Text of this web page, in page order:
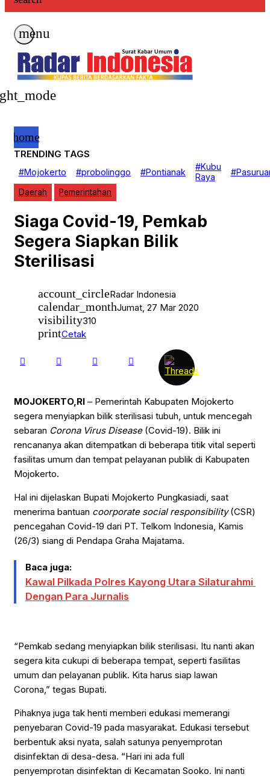
menu
home
Nasional
EKOBIS
Daerah
Politik
Hukrim
Investigasi
Pendidikan
Advertorial
GAYA HIDUP
TRENDING TAGS
#Mojokerto #probolinggo #Pontianak
#Kubu
Raya
Daerah Pemerintahan
Siaga Covid-19, Pemkab
Segera Siapkan Bilik
Sterilisasi
account_circleRadar Indonesia
calendar_monthJumat, 27 Mar 2020
visibility310
printCetak
MOJOKERTO,RI – Pemerintah Kabupaten Mojokerto
segera menyiapkan bilik sterilisasi tubuh, untuk mencegah
sebaran Corona Virus Disease(Covid-19). Bilik ini
rencananya akan ditempatkan di beberapa titik vital seperti
fasilitas umum dan tempat pelayanan publik di Kabupaten
Mojokerto.
Hal ini dijelaskan Bupati Mojokerto Pungkasiadi, saat
menerima bantuan coorporate social responsibility(CSR)
pencegahan Covid-19 dari PT. Telkom Indonesia, Kamis
(26/3) siang di Pendapa Graha Majatama.
Baca juga:
Kawal Pilkada Polres Kayong Utara Silaturahmi
Dengan Para Jurnalis
“Pemkab sedang menyiapkan bilik sterilisasi. Itu nanti akan
segera kita cukupi di beberapa tempat, seperti fasilitas
umum dan pelayanan publik. Kita harus siap lawan
Corona,” tegas Bupati.
Pihaknya juga tak henti memberi edukasi memerangi
penyebaran Covid-19 pada masyarakat. Edukasi tersebut
berbentuk aksi nyata, salah satunya penyemprotan
disinfektan di desa-desa. “Hari ini ada full
penyemprotan disinfektan di Kecamatan Sooko. Ini nanti